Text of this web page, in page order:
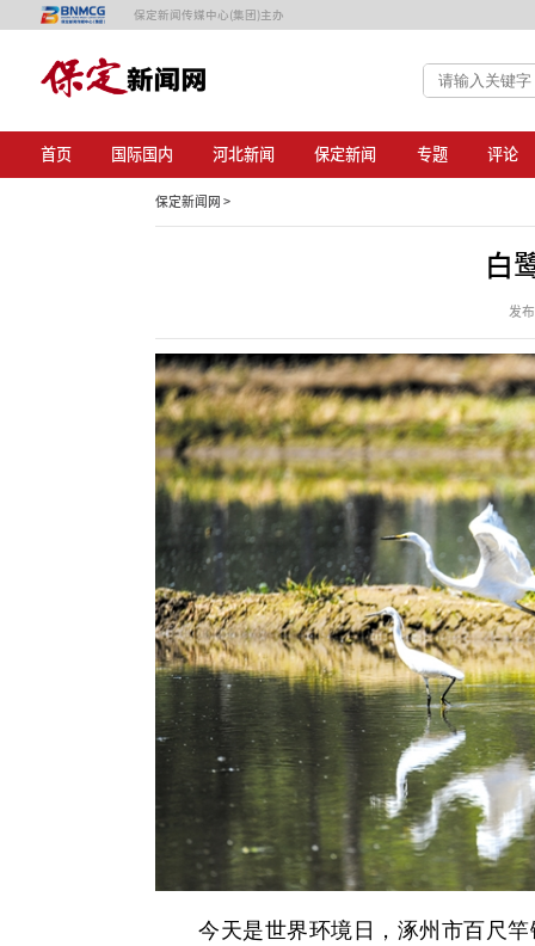
保定新闻传媒中心(集团)主办
首页 国际国内 河北新闻 保定新闻 专题 评论
保定新闻网 >
白
发
今天是世界环境日，涿州市百尺